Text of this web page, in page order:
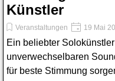
Künstler
Veranstaltungen 19 Mai
Ein beliebter
unverwechselbaren
für beste Stimmung